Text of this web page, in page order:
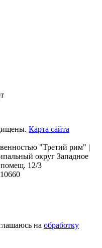
Карта сайта
"Третий рим" |
округ Западное
12/3
на обработку